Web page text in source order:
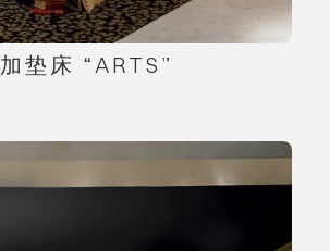
加垫床 “ARTS”